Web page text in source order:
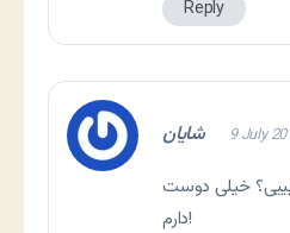
Reply
شایان 9 July
خیلی دوست
دارم!